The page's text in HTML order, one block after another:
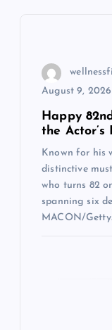
August 9, 2026
Happy
the Actor’s
Known for his
distinctive
who turns 82
spanning six
MACON/